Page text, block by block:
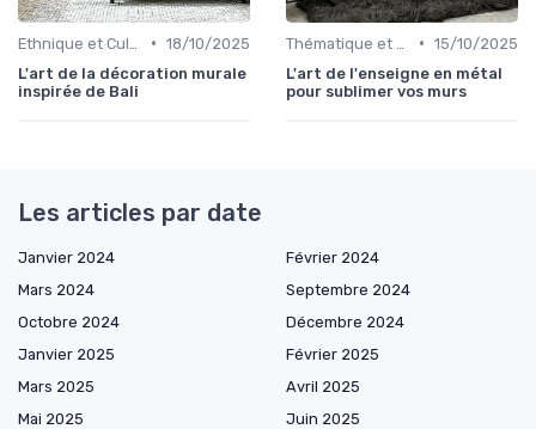
• 18/10/2025
L'art de la décoration murale
inspirée de Bali
• 15/10/2025
L'art de l'enseigne en métal
pour sublimer vos murs
Les articles par date
Janvier 2024
Février 2024
Mars 2024
Septembre 2024
Octobre 2024
Décembre 2024
Janvier 2025
Février 2025
Mars 2025
Avril 2025
Mai 2025
Juin 2025